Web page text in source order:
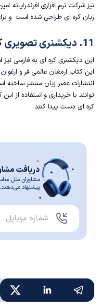
نیز شرکت نرم افزاری افرندرایانه
زبان کره ای طراحی شده است و
11. دیکشنری تصویری کره ای به فارسی
این دیکشنری کره ای به فارسی
این کتاب ارمغان عالمی فر و
انتشارات عصر زبان منتشر ساخته
توانند با خریداری و استفاده از
کره ای دست پیدا کنند‌.
دریافت
مشاوران ملل
پیشنهاد می‌دهند.